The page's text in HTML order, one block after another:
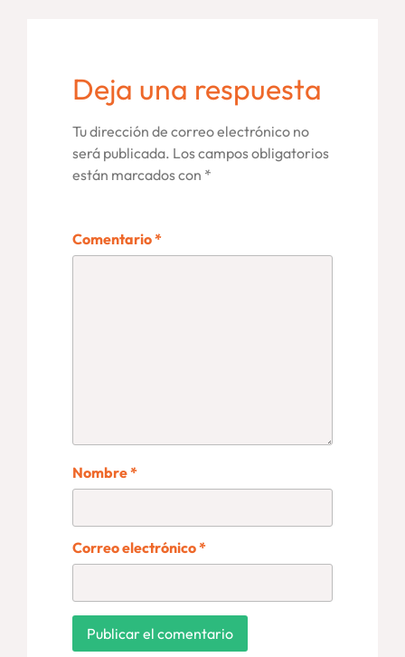
Deja una respuesta
Tu dirección de correo electrónico no
será publicada. Los campos obligatorios
están marcados con *
Comentario*
Nombre*
Correo electrónico*